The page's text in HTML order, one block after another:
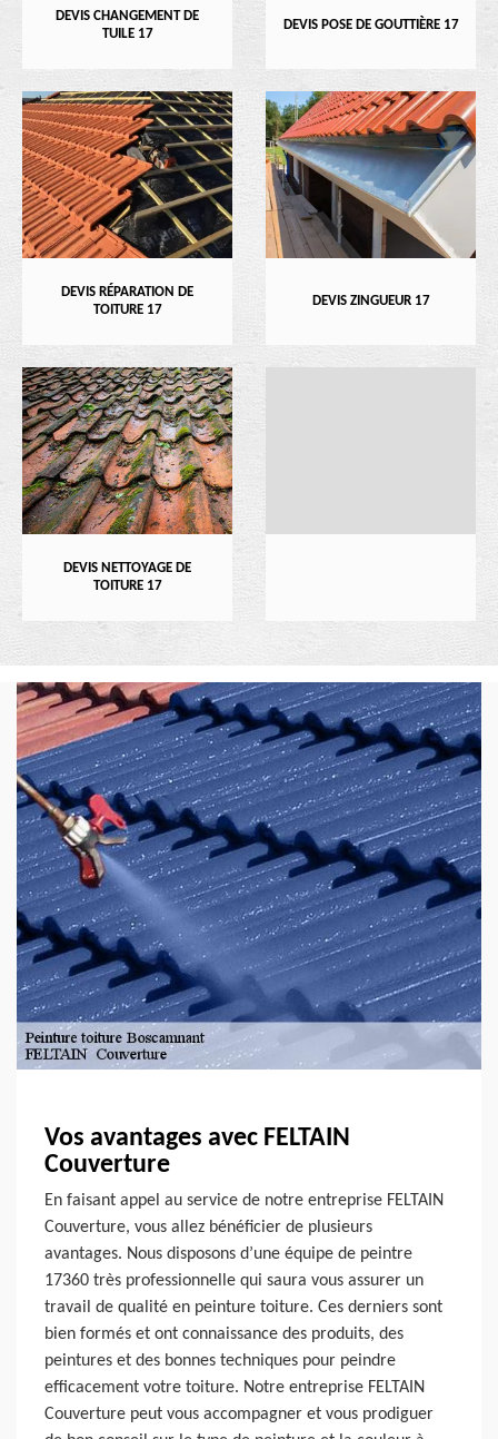
DEVIS CHANGEMENT DE
TUILE 17
DEVIS POSE DE GOUTTIÈRE 17
DEVIS RÉPARATION DE
TOITURE 17
DEVIS ZINGUEUR 17
DEVIS NETTOYAGE DE
TOITURE 17
Vos avantages avec FELTAIN
Couverture
En faisant appel au service de notre entreprise FELTAIN
Couverture, vous allez bénéficier de plusieurs
avantages. Nous disposons d’une équipe de peintre
17360 très professionnelle qui saura vous assurer un
travail de qualité en peinture toiture. Ces derniers sont
bien formés et ont connaissance des produits, des
peintures et des bonnes techniques pour peindre
efficacement votre toiture. Notre entreprise FELTAIN
Couverture peut vous accompagner et vous prodiguer